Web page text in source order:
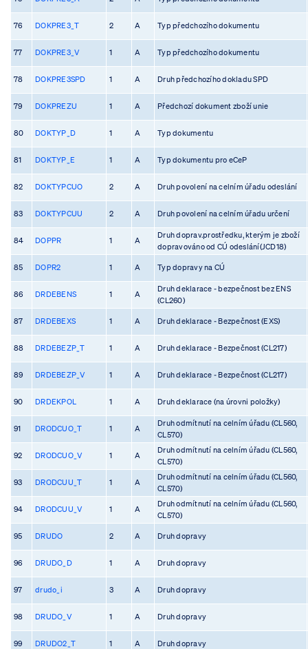
76 DOKPRE3_T 2 A Typ předchozího dokumentu
77 DOKPRE3_V 1 A Typ předchozího dokumentu
78 DOKPRE3SPD 1 A Druh předchozího dokladu SPD
79 DOKPREZU 1 A Předchozí dokument zboží unie
80 DOKTYP_D 1 A Typ dokumentu
81 DOKTYP_E 1 A Typ dokumentu pro eCeP
82 DOKTYPCUO 2 A Druh povolení na celním úřadu odeslání
83 DOKTYPCUU 2 A Druh povolení na celním úřadu určení
84 DOPPR 1 A
Druh doprav.prostředku, kterým je zboží
dopravováno od CÚ odeslání(JCD18)
85 DOPR2 1 A Typ dopravy na CÚ
86 DRDEBENS 1 A
Druh deklarace - bezpečnost bez ENS
(CL260)
87 DRDEBEXS 1 A Druh deklarace - Bezpečnost (EXS)
88 DRDEBEZP_T 1 A Druh deklarace - Bezpečnost (CL217)
89 DRDEBEZP_V 1 A Druh deklarace - Bezpečnost (CL217)
90 DRDEKPOL 1 A Druh deklarace (na úrovni položky)
91 DRODCUO_T 1 A
Druh odmítnutí na celním úřadu (CL560,
CL570)
92 DRODCUO_V 1 A
Druh odmítnutí na celním úřadu (CL560,
CL570)
93 DRODCUU_T 1 A
Druh odmítnutí na celním úřadu (CL560,
CL570)
94 DRODCUU_V 1 A
Druh odmítnutí na celním úřadu (CL560,
CL570)
95 DRUDO 2 A Druh dopravy
96 DRUDO_D 1 A Druh dopravy
97 drudo_i 3 A Druh dopravy
98 DRUDO_V 1 A Druh dopravy
99 DRUDO2_T 1 A Druh dopravy